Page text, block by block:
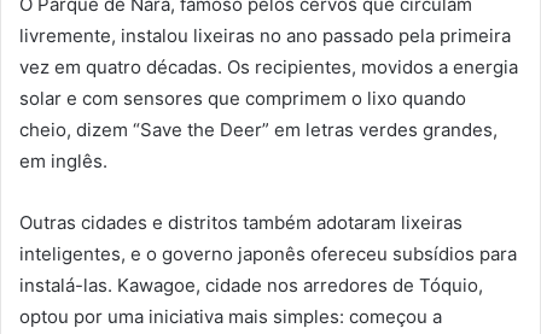
livremente, instalou lixeiras no ano passado pela primeira
vez em quatro décadas. Os recipientes, movidos a energia
solar e com sensores que comprimem o lixo quando
cheio, dizem “Save the Deer” em letras verdes grandes,
em inglês.
Outras cidades e distritos também adotaram lixeiras
inteligentes, e o governo japonês ofereceu subsídios para
instalá-las. Kawagoe, cidade nos arredores de Tóquio,
optou por uma iniciativa mais simples: começou a